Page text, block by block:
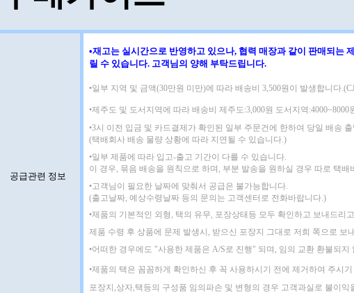
공급관련 정보
•재고는 실시간으로 반영하고 있으나, 협력 매장과 같이 판매되는
릴 수 있습니다. 고객님의 양해 부탁드립니다.
•일부 지역 및 금액(30만원 미만)에 따라 배송비 3,500원이 발생합니다
•제주도 및 도서지역에 따라 배송비 제주도:3,000원 도서지역:4000~8000
•3시 이전 입금 및 카드결제가 확인된 일부 주문건에 한하여 당일 배송
(택배회사 배송 물량 상황에 따라 지연될 수 있습니다.)
•일부 제품에 따라 입고-출고 기간이 다를 수 있습니다.
이 경우, 묶음 배송을 원칙으로 하며, 부분 발송을 원하실 경우 따로 택배
•고객님이 필요한 날짜에 맞춰서 공급은 불가능합니다.
(출고날짜, 예상수령날짜 등의 문의는 고객센터로 전화바랍니다.)
•제품의 기본적인 외형, 택의 유무, 포장상태등 모두 확인하고 보내드리
제품 수령 후 상품에 문제 발생시, 받으신 포장지 그대로 저희 쪽으로 보
•어떠한 경우에도 "사용한 제품은 A/S로 진행" 되며, 임의 교환 환불되지
•제품의 택은 꼼꼼하게 확인하신 후 꼭 사용하시기 전에 제거하여 주시
포장지,상자,택등의 구성품 임의파손 및 변형의 경우 고객과실로 불이익